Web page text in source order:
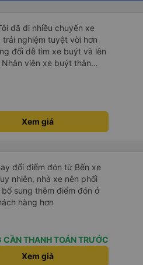
đã đi nhiều chuyến xe
nghiệm tuyệt vời hơn
đối dễ tìm xe buýt và lên
viên xe buýt thân
thả tôi xuống gần nhất
Xem giá
đổi điểm đón từ Bến xe
nhiên, nhà xe nên phối
sung thêm điểm đón ở
hàng hơn
CẦN THANH TOÁN TRƯỚC
Xem giá